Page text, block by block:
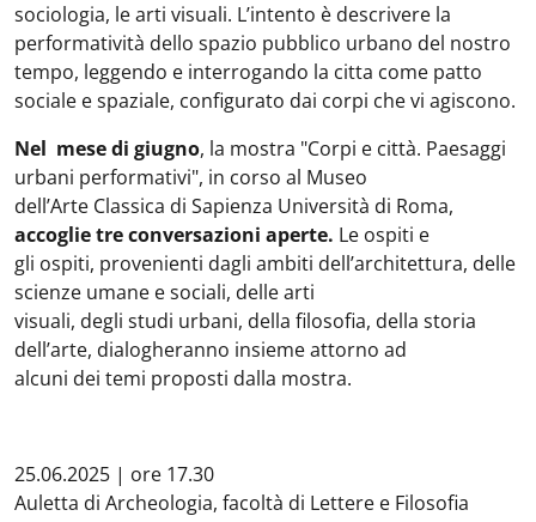
sociologia, le arti visuali. L’intento è descrivere la
performatività dello spazio pubblico urbano del nostro
tempo, leggendo e interrogando la citta come patto
sociale e spaziale, configurato dai corpi che vi agiscono.
Nel mese di giugno, la mostra "Corpi e città. Paesaggi
urbani performativi", in corso al Museo
dell’Arte Classica di Sapienza Università di Roma,
accoglie tre conversazioni aperte. Le ospiti e
gli ospiti, provenienti dagli ambiti dell’architettura, delle
scienze umane e sociali, delle arti
visuali, degli studi urbani, della filosofia, della storia
dell’arte, dialogheranno insieme attorno ad
alcuni dei temi proposti dalla mostra.
25.06.2025 | ore 17.30
Auletta di Archeologia, facoltà di Lettere e Filosofia